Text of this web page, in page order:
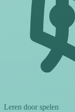
Leren door spelen